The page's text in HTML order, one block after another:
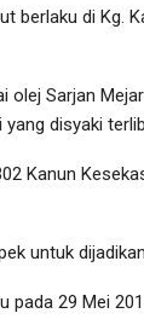
berlaku di Kg.
olej Sarjan
disyaki
Kanun
untuk
pada 29 Mei